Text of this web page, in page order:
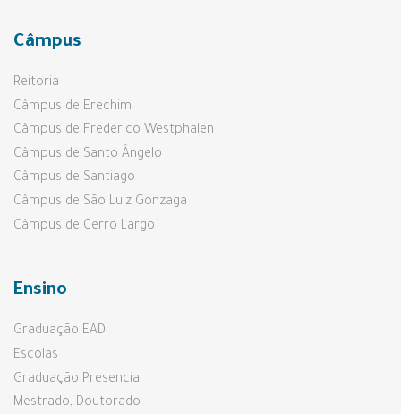
Câmpus
Reitoria
Câmpus de Erechim
Câmpus de Frederico Westphalen
Câmpus de Santo Ângelo
Câmpus de Santiago
Câmpus de São Luiz Gonzaga
Câmpus de Cerro Largo
Ensino
Graduação EAD
Escolas
Graduação Presencial
Mestrado, Doutorado